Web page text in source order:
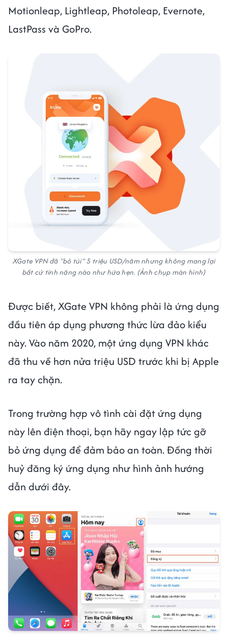
Motionleap, Lightleap, Photoleap, Evernote,
LastPass và GoPro.
XGate VPN đã "bỏ túi" 5 triệu USD/năm nhưng không mang lại
bất cứ tính năng nào như hứa hẹn. (Ảnh chụp màn hình)
Được biết, XGate VPN không phải là ứng dụng
đầu tiên áp dụng phương thức lừa đảo kiểu
này. Vào năm 2020, một ứng dụng VPN khác
đã thu về hơn nửa triệu USD trước khi bị Apple
ra tay chặn.
Trong trường hợp vô tình cài đặt ứng dụng
này lên điện thoại, bạn hãy ngay lập tức gỡ
bỏ ứng dụng để đảm bảo an toàn. Đồng thời
huỷ đăng ký ứng dụng như hình ảnh hướng
dẫn dưới đây.